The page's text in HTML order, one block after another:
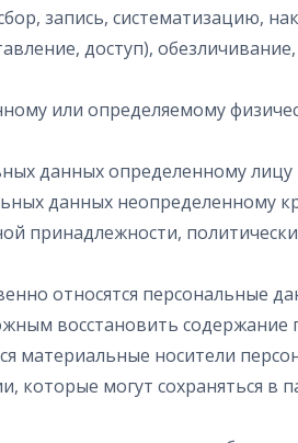
запись, систематизацию,
доступ),
или определяемому
данных определенному
данных неопределенному
принадлежности,
относятся персональные
восстановить
материальные носители
которые могут сохраняться в